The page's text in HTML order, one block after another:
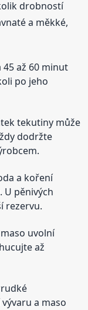
drobností
a měkké,
45 až 60 minut
po jeho
tekutiny může
dodržte
a koření
U pěnivých
rezervu.
uvolní
až
a maso